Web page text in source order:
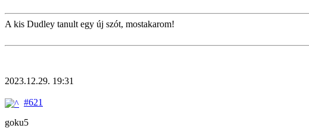
A kis Dudley tanult egy új szót, mostakarom!
2023.12.29. 19:31
#621
goku5